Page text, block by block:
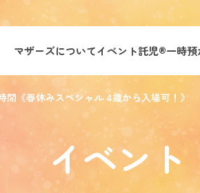
マザーズについてイベント託児®︎一時預
間《春休みスペシャル 4歳から入場可！》
イベント